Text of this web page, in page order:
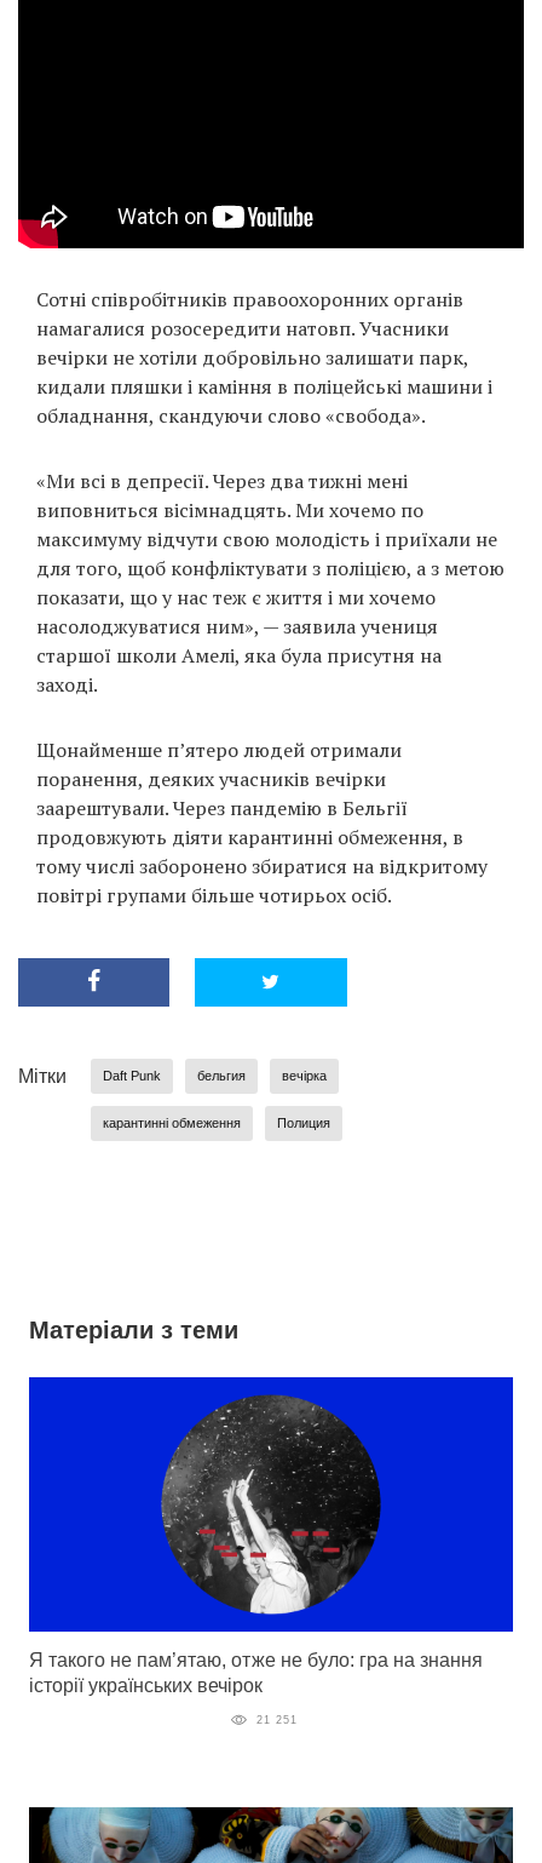
Сотні співробітників правоохоронних органів
намагалися розосередити натовп. Учасники
вечірки не хотіли добровільно залишати парк,
кидали пляшки і каміння в поліцейські машини і
обладнання, скандуючи слово «свобода».
«Ми всі в депресії. Через два тижні мені
виповниться вісімнадцять. Ми хочемо по
максимуму відчути свою молодість і приїхали не
для того, щоб конфліктувати з поліцією, а з метою
показати, що у нас теж є життя і ми хочемо
насолоджуватися ним», — заявила учениця
старшої школи Амелі, яка була присутня на
заході.
Щонайменше п’ятеро людей отримали
поранення, деяких учасників вечірки
заарештували. Через пандемію в Бельгії
продовжують діяти карантинні обмеження, в
тому числі заборонено збиратися на відкритому
повітрі групами більше чотирьох осіб.
Мітки Daft Punk бельгия вечірка
карантинні обмеження Полиция
Матеріали з теми
Я такого не пам’ятаю, отже не було: гра на знання
історії українських вечірок
21 251